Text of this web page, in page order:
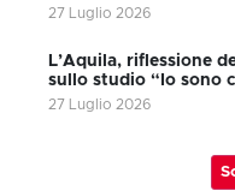
27 Luglio 2026
L’Aquila, riflessione
sullo studio “Io sono
27 Luglio 2026